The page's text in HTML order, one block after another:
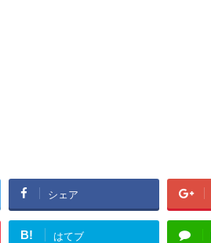
シェア
B! はてブ